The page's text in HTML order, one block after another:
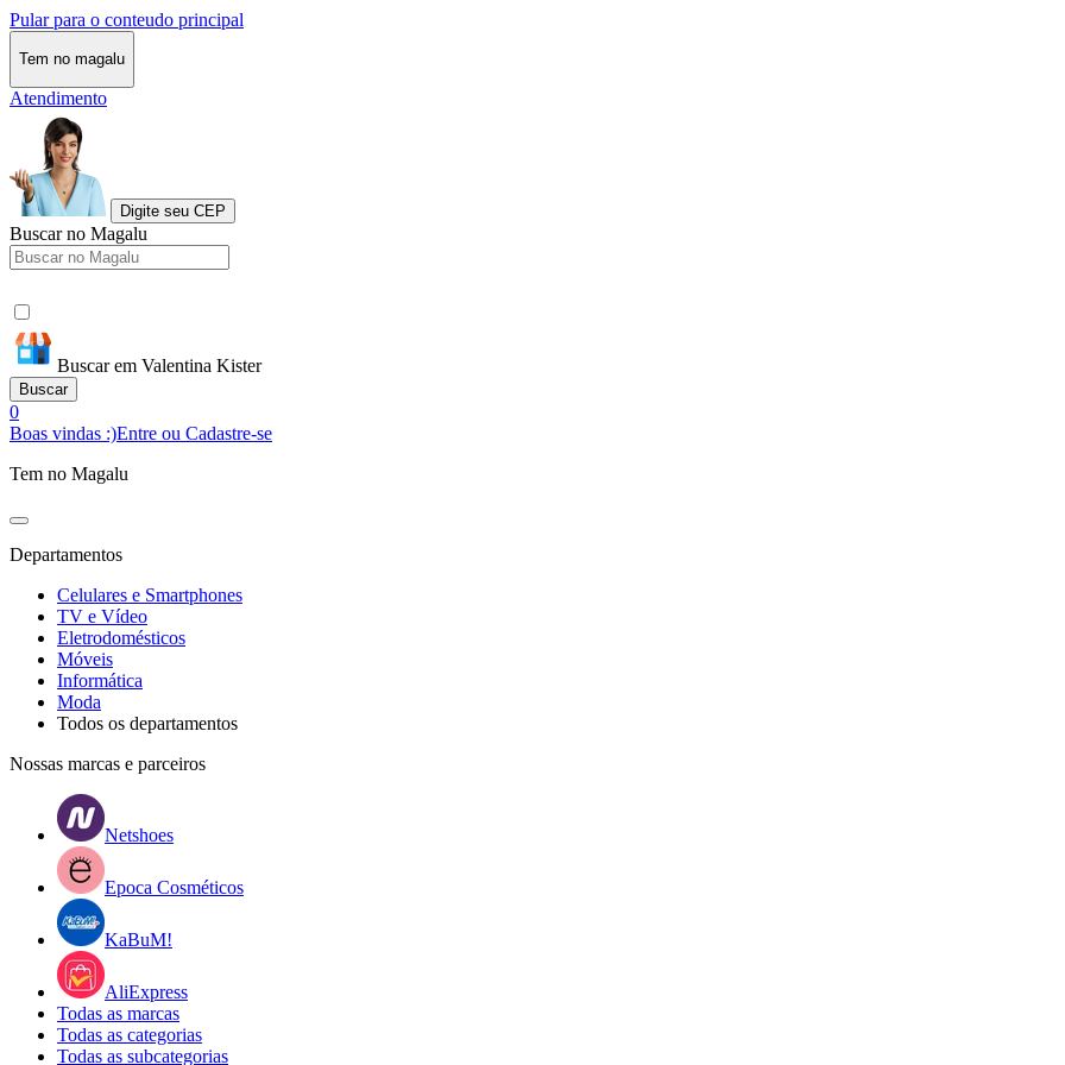
Pular para o conteudo principal
Tem no magalu
Atendimento
Digite seu CEP
Buscar no Magalu
Buscar em Valentina Kister
Buscar
0
Boas vindas :)Entre ou Cadastre-se
Tem no Magalu
Departamentos
Celulares e Smartphones
TV e Vídeo
Eletrodomésticos
Móveis
Informática
Moda
Todos os departamentos
Nossas marcas e parceiros
Netshoes
Epoca Cosméticos
KaBuM!
AliExpress
Todas as marcas
Todas as categorias
Todas as subcategorias